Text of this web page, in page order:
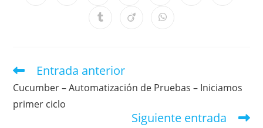
Entrada anterior
Cucumber – Automatización de Pruebas – Iniciamos
primer ciclo
Siguiente entrada